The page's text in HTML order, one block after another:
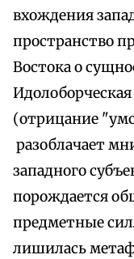
вхождения
пространство
Востока о
(отрицание
разоблачает
западного
порождается
предметные
лишилась